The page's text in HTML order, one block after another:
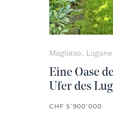
Magliaso,
Eine Oase
Ufer des
CHF 5’900’000